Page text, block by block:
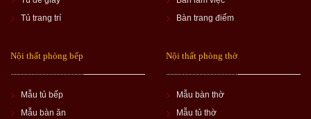
Tủ trang trí
Bàn trang điểm
Nội thất phòng bếp
Mẫu tủ bếp
Mẫu bàn ăn
Nội thất phòng thờ
Mẫu bàn thờ
Mẫu tủ thờ